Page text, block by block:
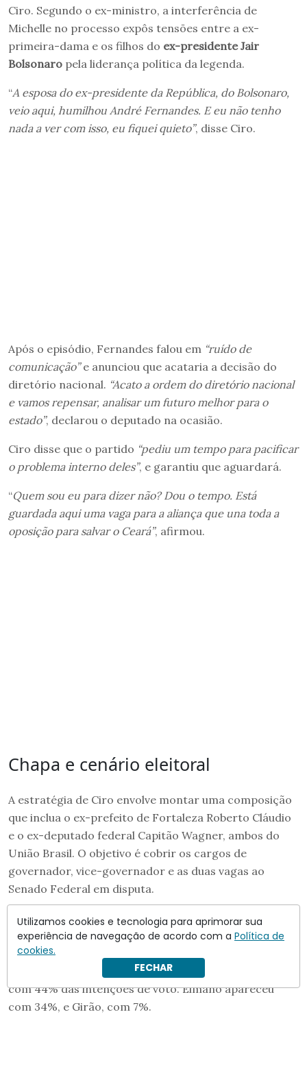
Ciro. Segundo o ex-ministro, a interferência de
Michelle no processo expôs tensões entre a ex-
primeira-dama e os filhos do ex-presidente Jair
Bolsonaro pela liderança política da legenda.
“A esposa do ex-presidente da República, do Bolsonaro,
veio aqui, humilhou André Fernandes. E eu não tenho
nada a ver com isso, eu fiquei quieto”, disse Ciro.
Após o episódio, Fernandes falou em “ruído de
comunicação”e anunciou que acataria a decisão do
diretório nacional. “Acato a ordem do diretório nacional
e vamos repensar, analisar um futuro melhor para o
estado”, declarou o deputado na ocasião.
Ciro disse que o partido “pediu um tempo para pacificar
o problema interno deles”, e garantiu que aguardará.
“Quem sou eu para dizer não? Dou o tempo. Está
guardada aqui uma vaga para a aliança que una toda a
oposição para salvar o Ceará”, afirmou.
Chapa e cenário eleitoral
A estratégia de Ciro envolve montar uma composição
que inclua o ex-prefeito de Fortaleza Roberto Cláudio
e o ex-deputado federal Capitão Wagner, ambos do
União Brasil. O objetivo é cobrir os cargos de
governador, vice-governador e as duas vagas ao
Senado Federal em disputa.
O adversário a ser batido é o atual governador Elmano
de Freitas (PT), que concorre à reeleição. Pesquisa do
instituto Ipsos-Ipec, divulgada em dezembro, apontou
Ciro na liderança da corrida ao Executivo estadual,
com 44% das intenções de voto. Elmano apareceu
com 34%, e Girão, com 7%.
Utilizamos cookies e tecnologia para aprimorar sua
experiência de navegação de acordo com a Política de
cookies.
FECHAR